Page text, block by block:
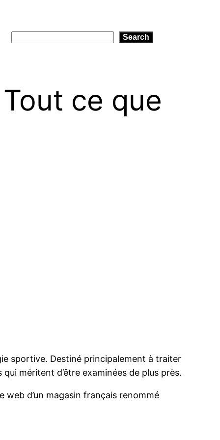
Search
ce que
sportive. Destiné principalement à traiter
méritent d’être examinées de plus près.
web d’un magasin français renommé